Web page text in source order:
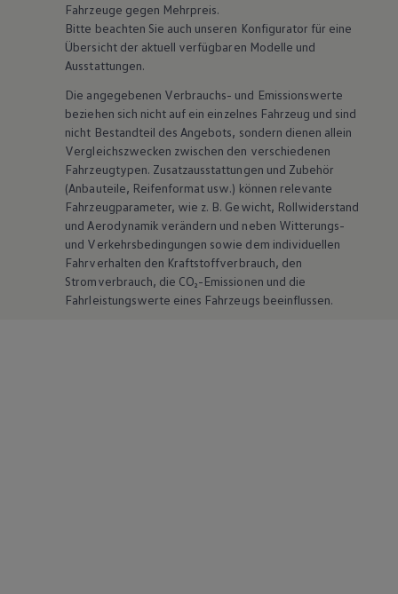
Fahrzeuge gegen Mehrpreis.
Bitte beachten Sie auch unseren Konfigurator für eine
Übersicht der aktuell verfügbaren Modelle und
Ausstattungen.
Die angegebenen Verbrauchs- und Emissionswerte
beziehen sich nicht auf ein einzelnes Fahrzeug und sind
nicht Bestandteil des Angebots, sondern dienen allein
Vergleichszwecken zwischen den verschiedenen
Fahrzeugtypen. Zusatzausstattungen und Zubehör
(Anbauteile, Reifenformat usw.) können relevante
Fahrzeugparameter, wie z. B. Gewicht, Rollwiderstand
und Aerodynamik verändern und neben Witterungs-
und Verkehrsbedingungen sowie dem individuellen
Fahrverhalten den Kraftstoffverbrauch, den
Stromverbrauch, die CO₂-Emissionen und die
Fahrleistungswerte eines Fahrzeugs beeinflussen.